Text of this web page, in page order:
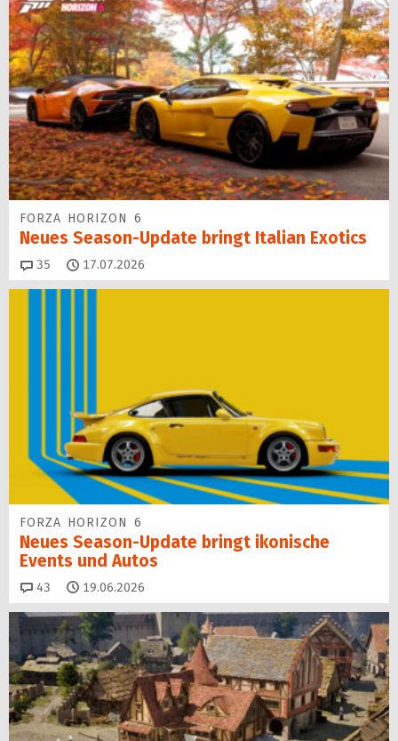
FORZA HORIZON 6
Neues Season-Update bringt Italian Exotics
35 Kommentare
17.07.2026
FORZA HORIZON 6
Neues Season-Update bringt ikonische
Events und Autos
43 Kommentare
19.06.2026